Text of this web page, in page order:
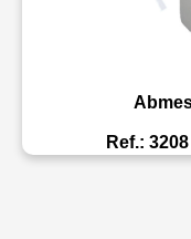
Ref.: 3208